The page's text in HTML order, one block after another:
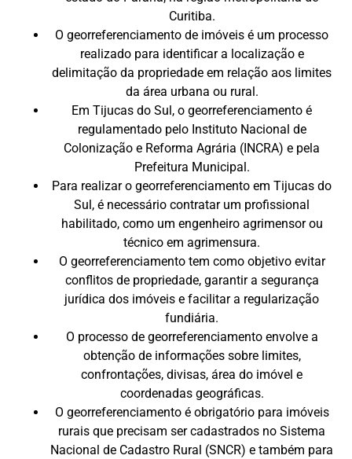
Curitiba.
O georreferenciamento de imóveis é um processo
realizado para identificar a localização e
delimitação da propriedade em relação aos limites
da área urbana ou rural.
Em Tijucas do Sul, o georreferenciamento é
regulamentado pelo Instituto Nacional de
Colonização e Reforma Agrária (INCRA) e pela
Prefeitura Municipal.
Para realizar o georreferenciamento em Tijucas do
Sul, é necessário contratar um profissional
habilitado, como um engenheiro agrimensor ou
técnico em agrimensura.
O georreferenciamento tem como objetivo evitar
conflitos de propriedade, garantir a segurança
jurídica dos imóveis e facilitar a regularização
fundiária.
O processo de georreferenciamento envolve a
obtenção de informações sobre limites,
confrontações, divisas, área do imóvel e
coordenadas geográficas.
O georreferenciamento é obrigatório para imóveis
rurais que precisam ser cadastrados no Sistema
Nacional de Cadastro Rural (SNCR) e também para